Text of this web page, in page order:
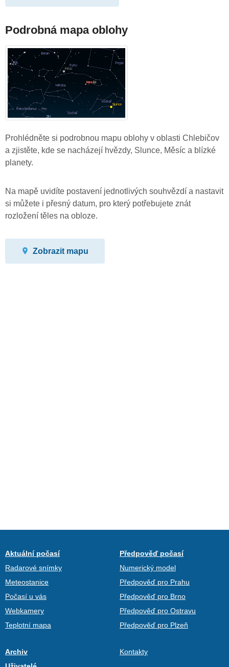
Podrobná mapa oblohy
Prohlédněte si podrobnou mapu oblohy v oblasti Chlebičov
a zjistěte, kde se nacházejí hvězdy, Slunce, Měsíc a blízké
planety.
Na mapě uvidíte postavení jednotlivých souhvězdí a nastavit
si můžete i přesný datum, pro který potřebujete znát
rozložení těles na obloze.
Zobrazit mapu
Aktuální počasí
Radarové snímky
Meteostanice
Počasí u vás
Webkamery
Teplotní mapa
Předpověď počasí
Numerický model
Předpověď pro Prahu
Předpověď pro Brno
Předpověď pro Ostravu
Předpověď pro Plzeň
Archiv
Kontakty